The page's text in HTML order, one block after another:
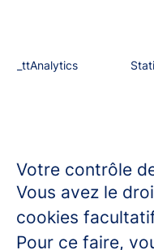
_ttAnalytics
Votre contrôle
Vous avez le
cookies
Pour ce faire,